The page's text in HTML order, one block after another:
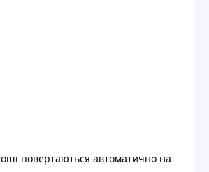
повертаються автоматично на